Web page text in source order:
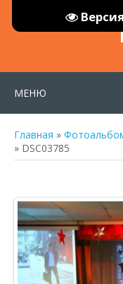
МЕНЮ
Главная »
» DSC03785